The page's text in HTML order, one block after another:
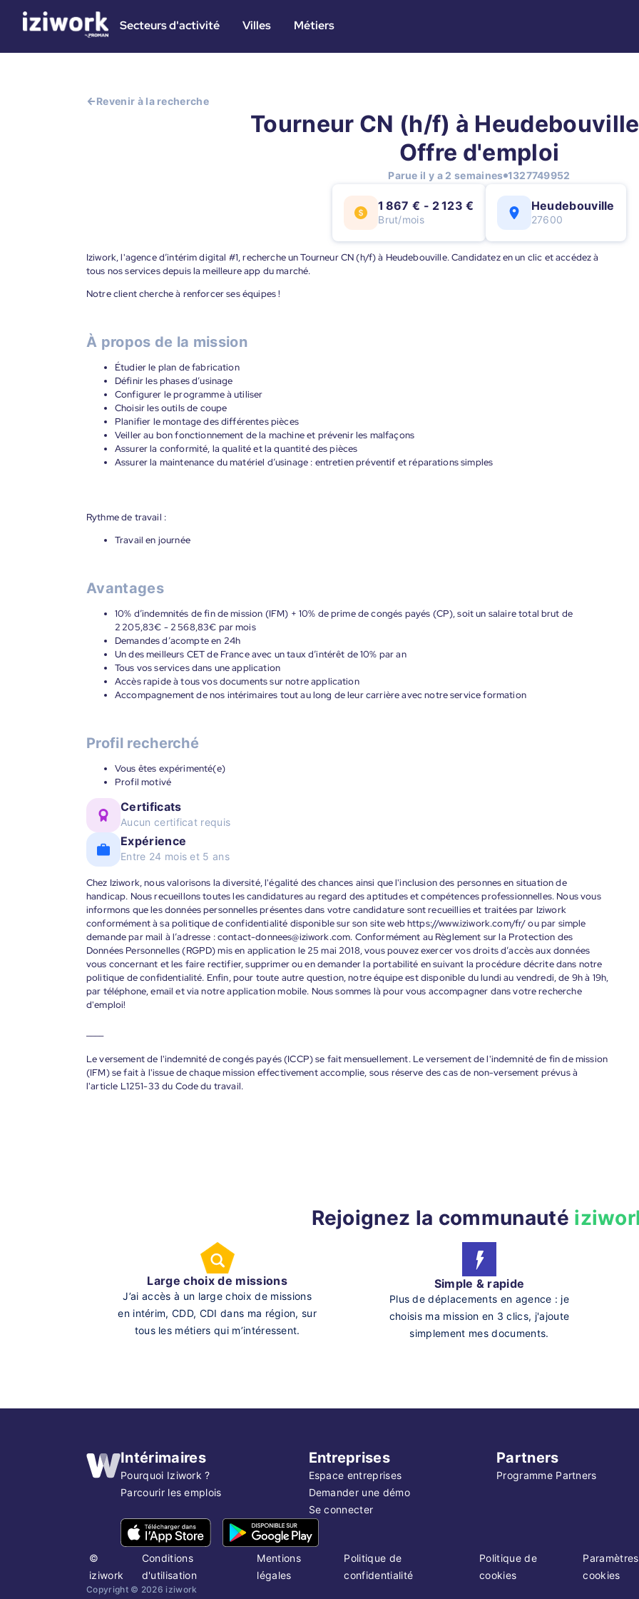
Secteurs d'activité Villes Métiers
Revenir à la recherche
Tourneur CN (h/f) à
Offre d'emploi
Parue il y a 2 semaines 1327749952
1 867 € - 2 123 €
Brut/mois
Heudebouville
27600
Iziwork, l'agence d’intérim digital #1, recherche un Tourneur CN (h/f) à Heudebouville. Candidatez en un clic et accédez à
tous nos services depuis la meilleure app du marché.
Notre client cherche à renforcer ses équipes !
À propos de la mission
Étudier le plan de fabrication
Définir les phases d’usinage
Configurer le programme à utiliser
Choisir les outils de coupe
Planifier le montage des différentes pièces
Veiller au bon fonctionnement de la machine et prévenir les malfaçons
Assurer la conformité, la qualité et la quantité des pièces
Assurer la maintenance du matériel d’usinage : entretien préventif et réparations simples
Rythme de travail :
Travail en journée
Avantages
10% d’indemnités de fin de mission (IFM) + 10% de prime de congés payés (CP), soit un salaire total brut de
2 205,83€ - 2 568,83€ par mois
Demandes d’acompte en 24h
Un des meilleurs CET de France avec un taux d’intérêt de 10% par an
Tous vos services dans une application
Accès rapide à tous vos documents sur notre application
Accompagnement de nos intérimaires tout au long de leur carrière avec notre service formation
Profil recherché
Vous êtes expérimenté(e)
Profil motivé
Certificats
Aucun certificat requis
Expérience
Entre 24 mois et 5 ans
Chez Iziwork, nous valorisons la diversité, l'égalité des chances ainsi que l'inclusion des personnes en situation de
handicap. Nous recueillons toutes les candidatures au regard des aptitudes et compétences professionnelles. Nous vous
informons que les données personnelles présentes dans votre candidature sont recueillies et traitées par Iziwork
conformément à sa politique de confidentialité disponible sur son site web https://www.iziwork.com/fr/ ou par simple
demande par mail à l’adresse : contact-donnees@iziwork.com. Conformément au Règlement sur la Protection des
Données Personnelles (RGPD) mis en application le 25 mai 2018, vous pouvez exercer vos droits d’accès aux données
vous concernant et les faire rectifier, supprimer ou en demander la portabilité en suivant la procédure décrite dans notre
politique de confidentialité. Enfin, pour toute autre question, notre équipe est disponible du lundi au vendredi, de 9h à 19h,
par téléphone, email et via notre application mobile. Nous sommes là pour vous accompagner dans votre recherche
d'emploi!
Le versement de l'indemnité de congés payés (ICCP) se fait mensuellement. Le versement de l'indemnité de fin de mission
(IFM) se fait à l'issue de chaque mission effectivement accomplie, sous réserve des cas de non-versement prévus à
l'article L1251-33 du Code du travail.
Rejoignez la communauté
Large choix de missions
J’ai accès à un large choix de missions
en intérim, CDD, CDI dans ma région, sur
tous les métiers qui m’intéressent.
Simple & rapide
Plus de déplacements en agence : je
choisis ma mission en 3 clics, j'ajoute
simplement mes documents.
Intérimaires
Pourquoi Iziwork ?
Parcourir les emplois
Entreprises
Espace entreprises
Demander une démo
Se connecter
Partners
Programme Partners
©
iziwork
Conditions
d'utilisation
Mentions
légales
Politique de
confidentialité
Politique de
cookies
cookies
Copyright © 2026 iziwork